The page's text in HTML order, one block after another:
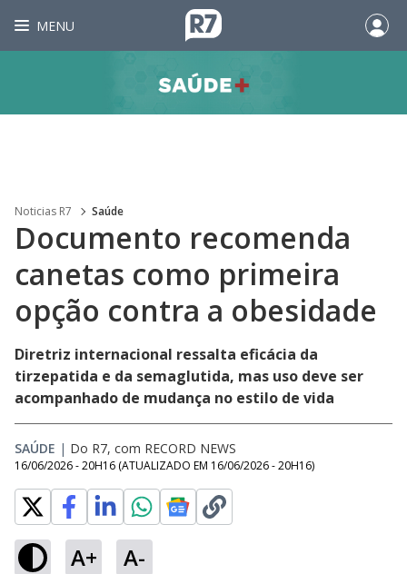
MENU
Noticias R7 Saúde
Documento recomenda
canetas como primeira
opção contra a obesidade
Diretriz internacional ressalta eficácia da
tirzepatida e da semaglutida, mas uso deve ser
acompanhado de mudança no estilo de vida
SAÚDE | Do R7, com RECORD NEWS
16/06/2026 - 20H16 (ATUALIZADO EM 16/06/2026 - 20H16)
A+ A-